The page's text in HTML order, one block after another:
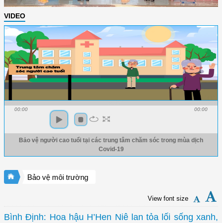
VIDEO
00:00 00:00
Bảo vệ người cao tuổi tại các trung tâm chăm sóc trong mùa dịch
Covid-19
Bảo vệ môi trường
View font size
Bình Định: Hoa hậu H’Hen Niê lan tỏa lối sống xanh,